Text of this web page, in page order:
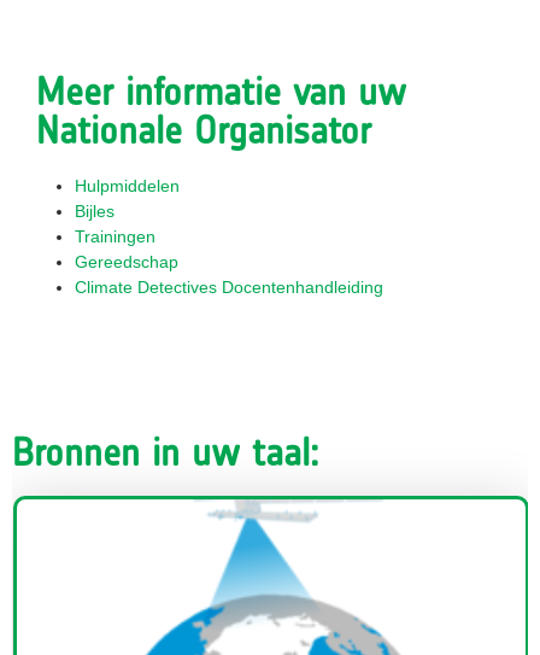
Meer informatie van uw
Nationale Organisator
Hulpmiddelen
Bijles
Trainingen
Gereedschap
Climate Detectives Docentenhandleiding
Bronnen in uw taal: